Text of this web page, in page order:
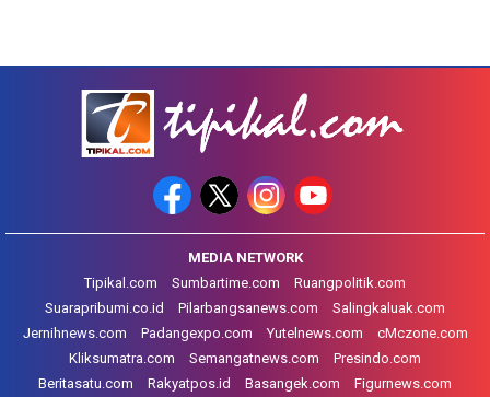
MEDIA NETWORK
Tipikal.com
Sumbartime.com
Ruangpolitik.com
Suarapribumi.co.id
Pilarbangsanews.com
Salingkaluak.com
Jernihnews.com
Padangexpo.com Yutelnews.com
cMczone.com
Kliksumatra.com
Semangatnews.com
Presindo.com
Beritasatu.com
Rakyatpos.id Basangek.com Figurnews.com